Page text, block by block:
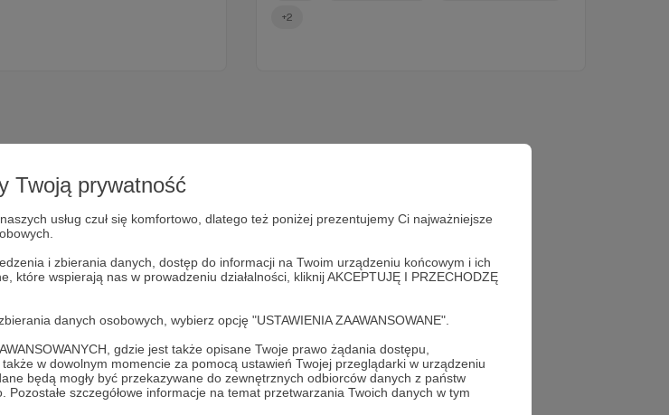
Twoją prywatność
usług czuł się komfortowo, dlatego też poniżej prezentujemy Ci najważniejsze
i zbierania danych, dostęp do informacji na Twoim urządzeniu końcowym i ich
wspierają nas w prowadzeniu działalności, kliknij AKCEPTUJĘ I PRZECHODZĘ
danych osobowych, wybierz opcję "USTAWIENIA ZAAWANSOWANE".
gdzie jest także opisane Twoje prawo żądania dostępu,
w dowolnym momencie za pomocą ustawień Twojej przeglądarki w urządzeniu
będą mogły być przekazywane do zewnętrznych odbiorców danych z państw
szczegółowe informacje na temat przetwarzania Twoich danych w tym
+2
do grona Patronów!
Podcast Ziemia Zbyt Obiecanajuż teraz!